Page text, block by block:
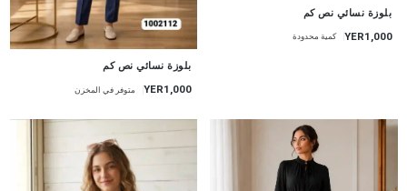
بلوزة نسائي نص كم
YER1,000 كمية محدودة
بلوزة نسائي نص كم
YER1,000 متوفر في المخزن